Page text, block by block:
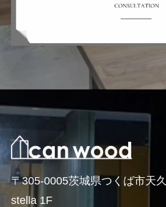
〒305-0005茨城県つくば市天
stella 1F